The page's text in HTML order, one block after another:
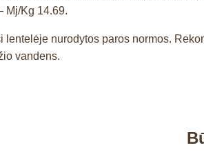
Mj/Kg 14.69.
nurodytos paros normos.
vandens.